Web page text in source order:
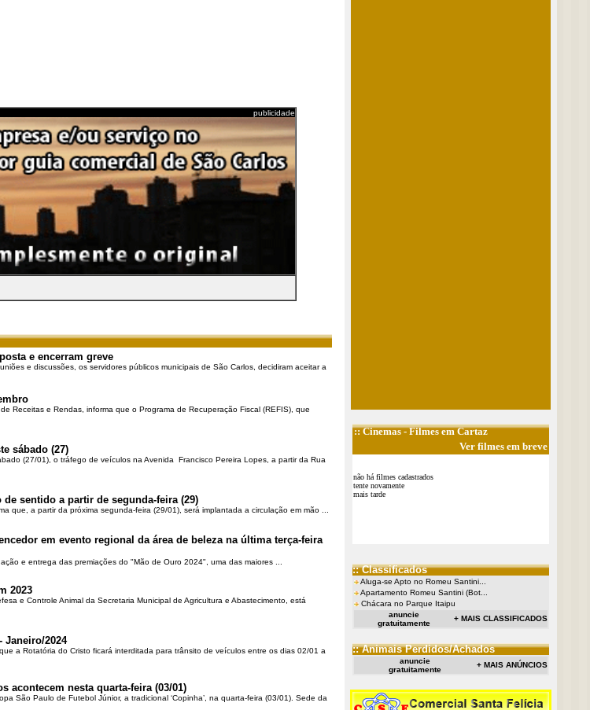
publicidade
e encerram greve
e discussões, os servidores públicos municipais de São Carlos, decidiram aceitar a
Receitas e Rendas, informa que o Programa de Recuperação Fiscal (REFIS), que
sábado (27)
(27/01), o tráfego de veículos na Avenida Francisco Pereira Lopes, a partir da Rua
sentido a partir de segunda-feira (29)
que, a partir da próxima segunda-feira (29/01), será implantada a circulação em mão ...
em evento regional da área de beleza na última terça-feira
e entrega das premiações do "Mão de Ouro 2024", uma das maiores ...
2023
e Controle Animal da Secretaria Municipal de Agricultura e Abastecimento, está
Janeiro/2024
a Rotatória do Cristo ficará interditada para trânsito de veículos entre os dias 02/01 a
acontecem nesta quarta-feira (03/01)
São Paulo de Futebol Júnior, a tradicional ‘Copinha’, na quarta-feira (03/01). Sede da
::Cinemas- Filmes em Cartaz
Ver filmes em breve
não há filmes cadastrados
tente novamente
mais tarde
:: Classificados
Aluga-se Apto no Romeu Santini...
Apartamento Romeu Santini (Bot...
Chácara no Parque Itaipu
anuncie
gratuitamente
+ MAIS CLASSIFICADOS
:: Animais Perdidos/Achados
anuncie
gratuitamente
+ MAIS ANÚNCIOS